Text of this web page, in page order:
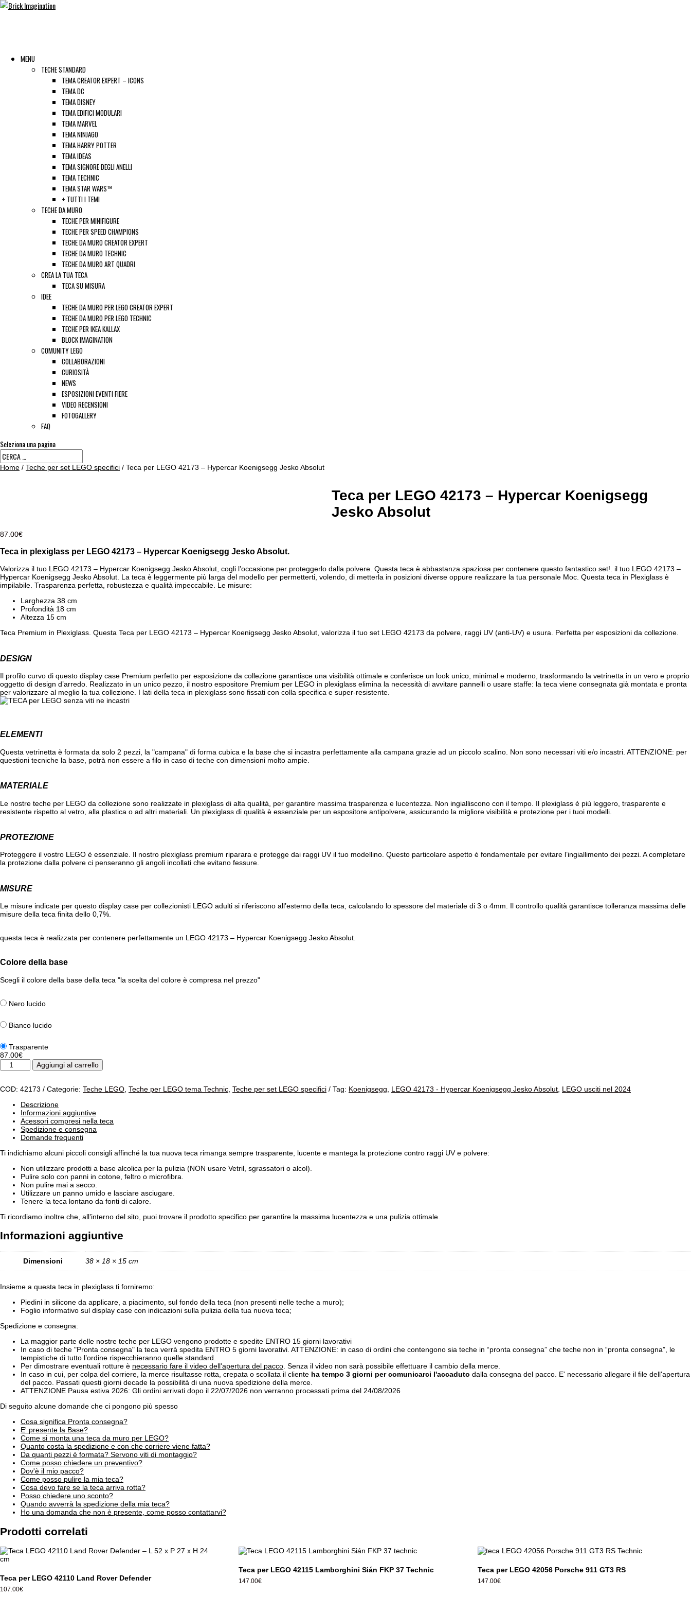
MENU
TECHE STANDARD
TEMA CREATOR EXPERT – ICONS
TEMA DC
TEMA DISNEY
TEMA EDIFICI MODULARI
TEMA MARVEL
TEMA NINJAGO
TEMA HARRY POTTER
TEMA IDEAS
TEMA SIGNORE DEGLI ANELLI
TEMA TECHNIC
TEMA STAR WARS™
+ TUTTI I TEMI
TECHE DA MURO
TECHE PER MINIFIGURE
TECHE PER SPEED CHAMPIONS
TECHE DA MURO CREATOR EXPERT
TECHE DA MURO TECHNIC
TECHE DA MURO ART QUADRI
CREA LA TUA TECA
TECA SU MISURA
IDEE
TECHE DA MURO PER LEGO CREATOR EXPERT
TECHE DA MURO PER LEGO TECHNIC
TECHE PER IKEA KALLAX
BLOCK IMAGINATION
COMUNITY LEGO
COLLABORAZIONI
CURIOSITÀ
NEWS
ESPOSIZIONI EVENTI FIERE
VIDEO RECENSIONI
FOTOGALLERY
FAQ
Seleziona una pagina
Home / Teche per set LEGO specifici / Teca per LEGO 42173 – Hypercar Koenigsegg Jesko Absolut
Teca per LEGO 42173 – Hypercar Koenigsegg
Jesko Absolut
87.00€
Teca in plexiglass per LEGO 42173 – Hypercar Koenigsegg Jesko Absolut.
Valorizza il tuo LEGO 42173 – Hypercar Koenigsegg Jesko Absolut, cogli l’occasione per proteggerlo dalla polvere. Questa teca è abbastanza spaziosa per contenere questo fantastico set!. il tuo LEGO 42173 –
Hypercar Koenigsegg Jesko Absolut. La teca è leggermente più larga del modello per permetterti, volendo, di metterla in posizioni diverse oppure realizzare la tua personale Moc. Questa teca in Plexiglass è
impilabile. Trasparenza perfetta, robustezza e qualità impeccabile. Le misure:
Larghezza 38 cm
Profondità 18 cm
Altezza 15 cm
Teca Premium in Plexiglass. Questa Teca per LEGO 42173 – Hypercar Koenigsegg Jesko Absolut, valorizza il tuo set LEGO 42173 da polvere, raggi UV (anti-UV) e usura. Perfetta per esposizioni da collezione.
DESIGN
Il profilo curvo di questo display case Premium perfetto per esposizione da collezione garantisce una visibilità ottimale e conferisce un look unico, minimal e moderno, trasformando la vetrinetta in un vero e proprio
oggetto di design d’arredo. Realizzato in un unico pezzo, il nostro espositore Premium per LEGO in plexiglass elimina la necessità di avvitare pannelli o usare staffe: la teca viene consegnata già montata e pronta
per valorizzare al meglio la tua collezione. I lati della teca in plexiglass sono fissati con colla specifica e super-resistente.
ELEMENTI
Questa vetrinetta è formata da solo 2 pezzi, la "campana" di forma cubica e la base che si incastra perfettamente alla campana grazie ad un piccolo scalino. Non sono necessari viti e/o incastri. ATTENZIONE: per
questioni tecniche la base, potrà non essere a filo in caso di teche con dimensioni molto ampie.
MATERIALE
Le nostre teche per LEGO da collezione sono realizzate in plexiglass di alta qualità, per garantire massima trasparenza e lucentezza. Non ingialliscono con il tempo. Il plexiglass è più leggero, trasparente e
resistente rispetto al vetro, alla plastica o ad altri materiali. Un plexiglass di qualità è essenziale per un espositore antipolvere, assicurando la migliore visibilità e protezione per i tuoi modelli.
PROTEZIONE
Proteggere il vostro LEGO è essenziale. Il nostro plexiglass premium riparara e protegge dai raggi UV il tuo modellino. Questo particolare aspetto è fondamentale per evitare l’ingiallimento dei pezzi. A completare
la protezione dalla polvere ci penseranno gli angoli incollati che evitano fessure.
MISURE
Le misure indicate per questo display case per collezionisti LEGO adulti si riferiscono all’esterno della teca, calcolando lo spessore del materiale di 3 o 4mm. Il controllo qualità garantisce tolleranza massima delle
misure della teca finita dello 0,7%.
questa teca è realizzata per contenere perfettamente un LEGO 42173 – Hypercar Koenigsegg Jesko Absolut.
Colore della base
Scegli il colore della base della teca "la scelta del colore è compresa nel prezzo"
Nero lucido
Bianco lucido
Trasparente
87.00€
Teca
per
42173
Hypercar
Koenigsegg
Jesko
Absolut
quantità
Aggiungi al carrello
COD: 42173 Categorie: Teche LEGO Teche per LEGO tema Technic Teche per set LEGO specifici Tag: Koenigsegg LEGO 42173 - Hypercar Koenigsegg Jesko Absolut LEGO usciti nel 2024
Descrizione
Informazioni aggiuntive
Acessori compresi nella teca
Spedizione e consegna
Domande frequenti
Ti indichiamo alcuni piccoli consigli affinché la tua nuova teca rimanga sempre trasparente, lucente e mantega la protezione contro raggi UV e polvere:
Non utilizzare prodotti a base alcolica per la pulizia (NON usare Vetril, sgrassatori o alcol).
Pulire solo con panni in cotone, feltro o microfibra.
Non pulire mai a secco.
Utilizzare un panno umido e lasciare asciugare.
Tenere la teca lontano da fonti di calore.
Ti ricordiamo inoltre che, all’interno del sito, puoi trovare il prodotto specifico per garantire la massima lucentezza e una pulizia ottimale.
Informazioni aggiuntive
Dimensioni 38 × 18 × 15 cm
Insieme a questa teca in plexiglass ti forniremo:
Piedini in silicone da applicare, a piacimento, sul fondo della teca (non presenti nelle teche a muro);
Foglio informativo sul display case con indicazioni sulla pulizia della tua nuova teca;
Spedizione e consegna:
La maggior parte delle nostre teche per LEGO vengono prodotte e spedite ENTRO 15 giorni lavorativi
In caso di teche "Pronta consegna" la teca verrà spedita ENTRO 5 giorni lavorativi. ATTENZIONE: in caso di ordini che contengono sia teche in “pronta consegna” che teche non in “pronta consegna”, le
tempistiche di tutto l’ordine rispecchieranno quelle standard.
Per dimostrare eventuali rotture è necessario fare il video dell'apertura del pacco. Senza il video non sarà possibile effettuare il cambio della merce.
In caso in cui, per colpa del corriere, la merce risultasse rotta, crepata o scollata il cliente ha tempo 3 giorni per comunicarci l'accaduto dalla consegna del pacco. E' necessario allegare il file dell'apertura
del pacco. Passati questi giorni decade la possibilità di una nuova spedizione della merce.
ATTENZIONE Pausa estiva 2026: Gli ordini arrivati dopo il 22/07/2026 non verranno processati prima del 24/08/2026
Di seguito alcune domande che ci pongono più spesso
Cosa significa Pronta consegna?
E' presente la Base?
Come si monta una teca da muro per LEGO?
Quanto costa la spedizione e con che corriere viene fatta?
Da quanti pezzi è formata? Servono viti di montaggio?
Come posso chiedere un preventivo?
Dov'è il mio pacco?
Come posso pulire la mia teca?
Cosa devo fare se la teca arriva rotta?
Posso chiedere uno sconto?
Quando avverrà la spedizione della mia teca?
Ho una domanda che non è presente, come posso contattarvi?
Prodotti correlati
Teca per LEGO 42110 Land Rover Defender
107.00€
Teca per LEGO 42115 Lamborghini Sián FKP 37 Technic
147.00€
Teca per LEGO 42056 Porsche 911 GT3 RS
147.00€